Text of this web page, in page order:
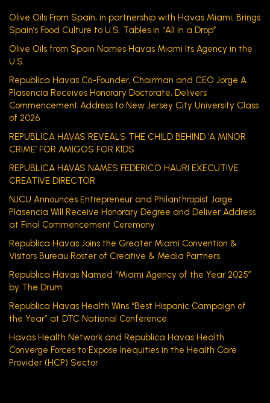
Olive Oils From Spain, in partnership with Havas Miami, Brings
Spain’s Food Culture to U.S. Tables in “All in a Drop”
Olive Oils from Spain Names Havas Miami Its Agency in the
U.S.
Republica Havas Co-Founder, Chairman and CEO Jorge A.
Plasencia Receives Honorary Doctorate, Delivers
Commencement Address to New Jersey City University Class
of 2026
REPUBLICA HAVAS REVEALS THE CHILD BEHIND ‘A MINOR
CRIME’ FOR AMIGOS FOR KIDS
REPUBLICA HAVAS NAMES FEDERICO HAURI EXECUTIVE
CREATIVE DIRECTOR
NJCU Announces Entrepreneur and Philanthropist Jorge
Plasencia Will Receive Honorary Degree and Deliver Address
at Final Commencement Ceremony
Republica Havas Joins the Greater Miami Convention &
Visitors Bureau Roster of Creative & Media Partners
Republica Havas Named “Miami Agency of the Year 2025”
by The Drum
Republica Havas Health Wins “Best Hispanic Campaign of
the Year” at DTC National Conference
Havas Health Network and Republica Havas Health
Converge Forces to Expose Inequities in the Health Care
Provider (HCP) Sector